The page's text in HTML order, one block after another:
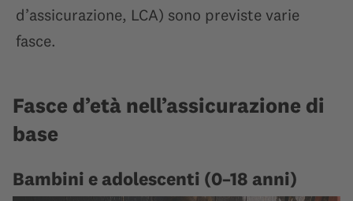
d’assicurazione, LCA) sono previste varie
fasce.
Fasce d’età nell’assicurazione di
base
Bambini e adolescenti (0–18 anni)